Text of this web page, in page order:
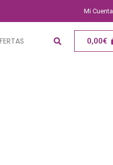
Mi Cuenta
0,00€